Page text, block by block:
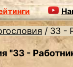
/ 33 -
"33 -